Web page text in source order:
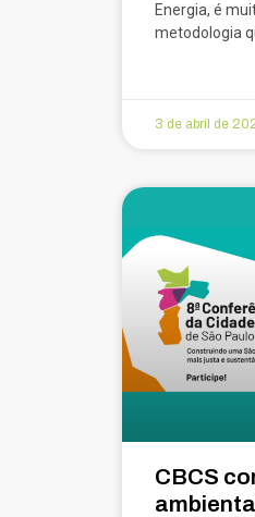
Energia, é
metodologia
3 de abril de
CBCS